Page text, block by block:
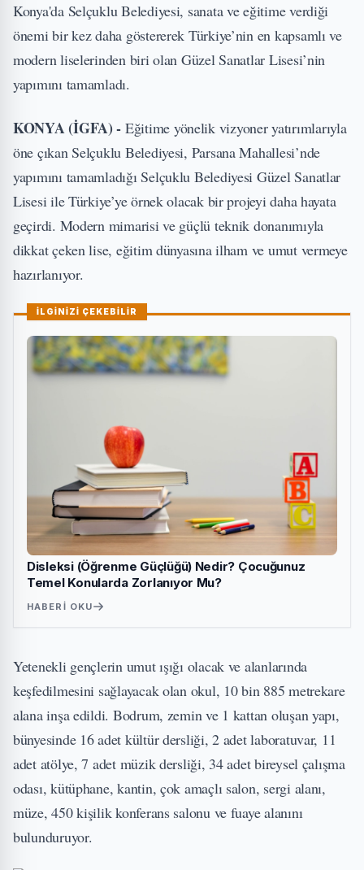
Konya'da Selçuklu Belediyesi, sanata ve eğitime verdiği
önemi bir kez daha göstererek Türkiye’nin en kapsamlı ve
modern liselerinden biri olan Güzel Sanatlar Lisesi’nin
yapımını tamamladı.
KONYA (İGFA) - Eğitime yönelik vizyoner yatırımlarıyla
öne çıkan Selçuklu Belediyesi, Parsana Mahallesi’nde
yapımını tamamladığı Selçuklu Belediyesi Güzel Sanatlar
Lisesi ile Türkiye’ye örnek olacak bir projeyi daha hayata
geçirdi. Modern mimarisi ve güçlü teknik donanımıyla
dikkat çeken lise, eğitim dünyasına ilham ve umut vermeye
hazırlanıyor.
İLGİNİZİ ÇEKEBİLİR
Disleksi (Öğrenme Güçlüğü) Nedir? Çocuğunuz
Temel Konularda Zorlanıyor Mu?
HABERI OKU
Yetenekli gençlerin umut ışığı olacak ve alanlarında
keşfedilmesini sağlayacak olan okul, 10 bin 885 metrekare
alana inşa edildi. Bodrum, zemin ve 1 kattan oluşan yapı,
bünyesinde 16 adet kültür dersliği, 2 adet laboratuvar, 11
adet atölye, 7 adet müzik dersliği, 34 adet bireysel çalışma
odası, kütüphane, kantin, çok amaçlı salon, sergi alanı,
müze, 450 kişilik konferans salonu ve fuaye alanını
bulunduruyor.